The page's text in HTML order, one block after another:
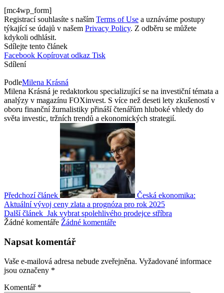
[mc4wp_form]
Registrací souhlasíte s naším Terms of Use a uznáváme postupy
týkající se údajů v našem Privacy Policy. Z odběru se můžete
kdykoli odhlásit.
Sdílejte tento článek
Facebook Kopírovat odkaz Tisk
Sdílení
PodleMilena Krásná
Milena Krásná je redaktorkou specializující se na investiční témata a
analýzy v magazínu FOXinvest. S více než deseti lety zkušeností v
oboru finanční žurnalistiky přináší čtenářům hluboké vhledy do
světa investic, tržních trendů a ekonomických strategií.
Předchozí článek
Česká ekonomika:
Aktuální vývoj ceny zlata a prognóza pro rok 2025
Další článek Jak vybrat spolehlivého prodejce stříbra
Žádné komentáře Žádné komentáře
Napsat komentář
Vaše e-mailová adresa nebude zveřejněna. Vyžadované informace
jsou označeny *
Komentář *